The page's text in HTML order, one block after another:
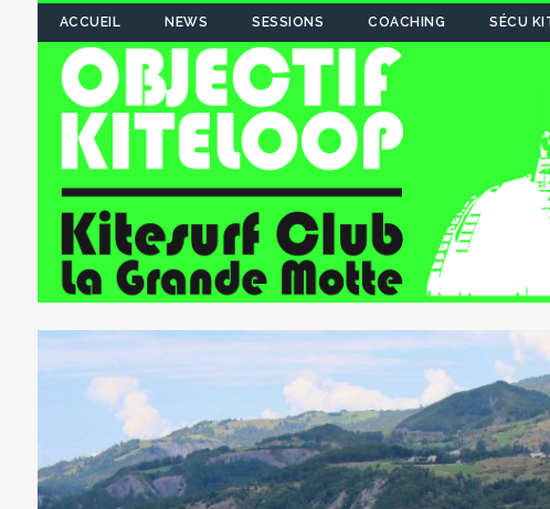
ACCUEIL NEWS SESSIONS COACHING SÉCU